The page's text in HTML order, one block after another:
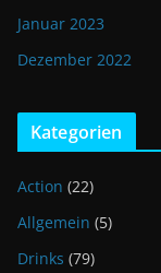
Januar 2023
Dezember 2022
Kategorien
Action (22)
Allgemein (5)
Drinks (79)